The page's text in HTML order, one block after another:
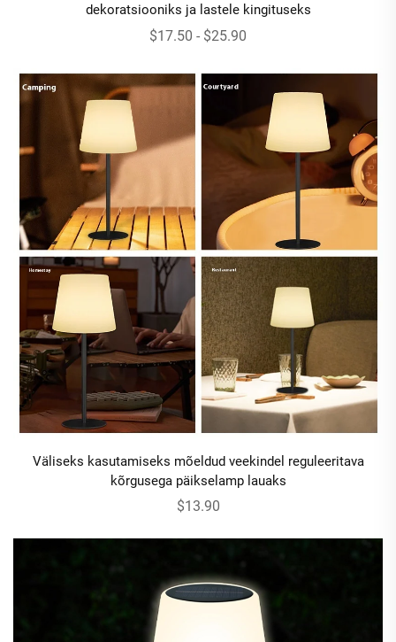
dekoratsiooniks ja lastele kingituseks
$17.50 - $25.90
Väliseks kasutamiseks mõeldud veekindel reguleeritava
kõrgusega päikselamp lauaks
$13.90